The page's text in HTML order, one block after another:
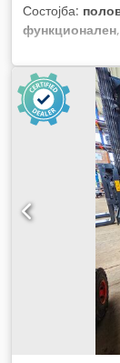
Состојба:
функционален
вкупна ширина: